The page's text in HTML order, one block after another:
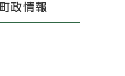
町政情報